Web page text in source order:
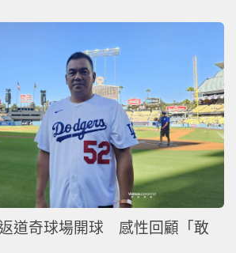
道奇球場開球 感性回顧「敢